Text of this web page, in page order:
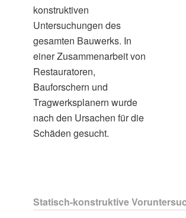
konstruktiven
Untersuchungen des
gesamten Bauwerks. In
einer Zusammenarbeit von
Restauratoren,
Bauforschern und
Tragwerksplanern wurde
nach den Ursachen für die
Schäden gesucht.
Statisch-konstruktive